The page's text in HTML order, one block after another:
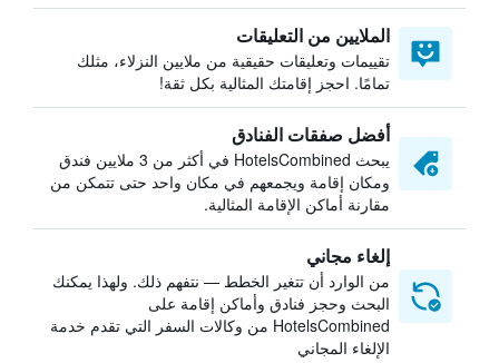
الملايين من التعليقات
تقييمات وتعليقات حقيقية من ملايين النزلاء، مثلك
تمامًا. احجز إقامتك المثالية بكل ثقة!
أفضل صفقات الفنادق
يبحث HotelsCombined في أكثر من 3 ملايين فندق
ومكان إقامة ويجمعهم في مكان واحد حتى تتمكن من
مقارنة أماكن الإقامة المثالية.
إلغاء مجاني
من الوارد أن تتغير الخطط — نتفهم ذلك. ولهذا يمكنك
البحث وحجز فنادق وأماكن إقامة على
HotelsCombined من وكالات السفر التي تقدم خدمة
الإلغاء المجاني